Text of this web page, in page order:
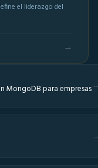
el liderazgo del
→
MongoDB para empresas